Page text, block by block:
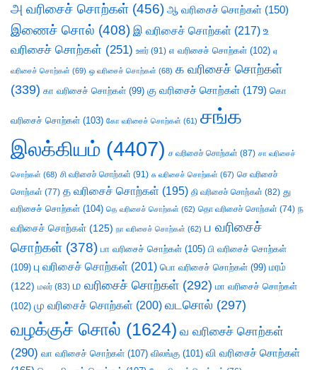
அ வரிசைச் சொற்கள் (456) ஆ வரிசைச் சொற்கள் (150)
இணைச் சொல் (408) இ வரிசைச் சொற்கள் (217) உ
வரிசைச் சொற்கள் (251) ஊர் (91) எ வரிசைச் சொற்கள் (102) ஏ
வரிசைச் சொற்கள் (69) ஒ வரிசைச் சொற்கள் (68) க வரிசைச் சொற்கள்
(339) கா வரிசைச் சொற்கள் (99) கு வரிசைச் சொற்கள் (179) கொ
வரிசைச் சொற்கள் (103) கோ வரிசைச் சொற்கள் (61) சங்க
இலக்கியம் (4407) ச வரிசைச் சொற்கள் (87) சா வரிசைச்
சொற்கள் (68) சி வரிசைச் சொற்கள் (91) சு வரிசைச் சொற்கள் (67) செ வரிசைச்
சொற்கள் (77) த வரிசைச் சொற்கள் (195) தி வரிசைச் சொற்கள் (82) து
வரிசைச் சொற்கள் (104) தெ வரிசைச் சொற்கள் (62) தொ வரிசைச் சொற்கள் (74) ந
வரிசைச் சொற்கள் (125) நா வரிசைச் சொற்கள் (62) ப வரிசைச்
சொற்கள் (378) பா வரிசைச் சொற்கள் (105) பி வரிசைச் சொற்கள்
(109) பு வரிசைச் சொற்கள் (201) பொ வரிசைச் சொற்கள் (99) மரம்
(122) மலர் (83) ம வரிசைச் சொற்கள் (292) மா வரிசைச் சொற்கள்
(102) மு வரிசைச் சொற்கள் (200) வடசொல் (297)
வழக்குச் சொல் (1624) வ வரிசைச் சொற்கள்
(290) வா வரிசைச் சொற்கள் (107) விலங்கு (101) வி வரிசைச் சொற்கள்